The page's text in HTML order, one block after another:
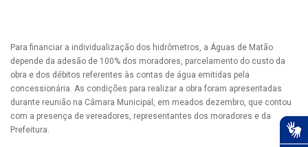
Para financiar a individualização dos hidrômetros, a Águas de Matão
depende da adesão de 100% dos moradores, parcelamento do custo da
obra e dos débitos referentes às contas de água emitidas pela
concessionária. As condições para realizar a obra foram apresentadas
durante reunião na Câmara Municipal, em meados dezembro, que contou
com a presença de vereadores, representantes dos moradores e da
Prefeitura.